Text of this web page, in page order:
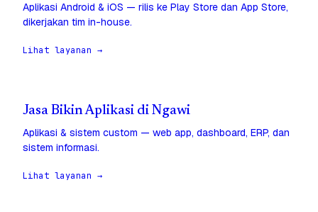
Aplikasi Android & iOS — rilis ke Play Store dan App Store,
dikerjakan tim in-house.
Lihat layanan →
Jasa Bikin Aplikasi di Ngawi
Aplikasi & sistem custom — web app, dashboard, ERP, dan
sistem informasi.
Lihat layanan →